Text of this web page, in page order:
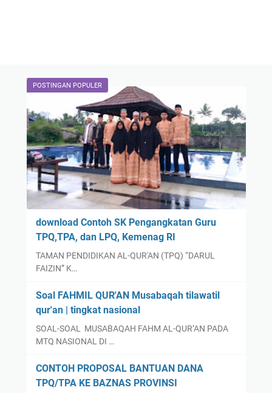
POSTINGAN POPULER
download Contoh SK Pengangkatan Guru
TPQ,TPA, dan LPQ, Kemenag RI
TAMAN PENDIDIKAN AL-QUR'AN (TPQ) “DARUL
FAIZIN” K…
Soal FAHMIL QUR'AN Musabaqah tilawatil
qur'an | tingkat nasional
SOAL-SOAL MUSABAQAH FAHM AL-QUR’AN PADA
MTQ NASIONAL DI …
CONTOH PROPOSAL BANTUAN DANA
TPQ/TPA KE BAZNAS PROVINSI